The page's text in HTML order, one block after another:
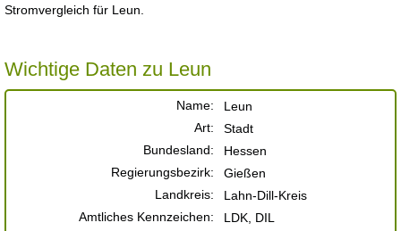
Stromvergleich für Leun.
Wichtige Daten zu Leun
Name:
Leun
Art:
Stadt
Bundesland:
Hessen
Regierungsbezirk:
Gießen
Landkreis:
Lahn-Dill-Kreis
Amtliches Kennzeichen:
LDK, DIL